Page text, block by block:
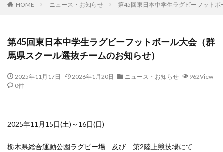
HOME ニュース・お知らせ 第45回東日本中学生ラグビーフット
第45回東日本中学生ラグビーフットボール大会（群
馬県スクール選抜チームのお知らせ）
2025年11月17日 2026年1月20日 ニュース・お知らせ
962View
0件
2025年11月15日(土)～16日(日)
栃木県総合運動公園ラグビー場 及び 第2陸上競技場にて